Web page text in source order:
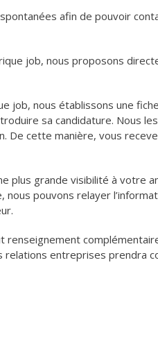
afin de pouvoir
job, nous proposons
job, nous établissons une
sa candidature. Nous
cette manière, vous
grande visibilité à votre
pouvons relayer
renseignement
entreprises prendra